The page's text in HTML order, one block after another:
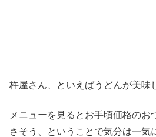
杵屋さん、といえばうどんが美味
メニューを見るとお手頃価格のお
さそう、ということで気分は一気